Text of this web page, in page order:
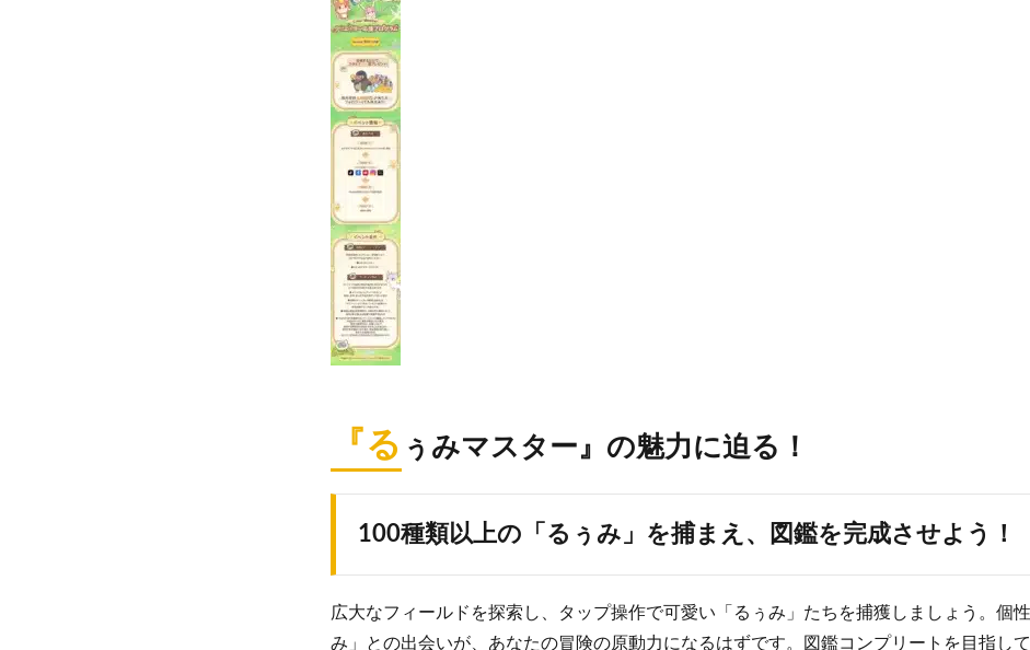
『る ぅみマスター』の魅力に迫る！
100種類以上の「るぅみ」を捕まえ、図鑑を完成させよう！
広大なフィールドを探索し、タップ操作で可愛い「るぅみ」たちを捕獲しましょう。個
み」との出会いが、あなたの冒険の原動力になるはずです。図鑑コンプリートを目指し